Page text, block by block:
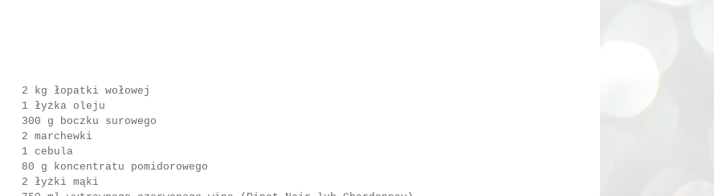
2 kg łopatki wołowej
1 łyżka oleju
300 g boczku surowego
2 marchewki
1 cebula
80 g koncentratu pomidorowego
2 łyżki mąki